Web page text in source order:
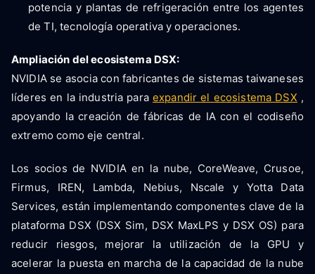
potencia y plantas de refrigeración entre los agentes
de TI, tecnología operativa y operaciones.
Ampliación del ecosistema DSX:
NVIDIA se asocia con fabricantes de sistemas taiwaneses
líderes en la industria paraexpandir el ecosistema DSX ,
apoyando la creación de fábricas de IA con el codiseño
extremo como eje central.
Los socios de NVIDIA en la nube, CoreWeave, Crusoe,
Firmus, IREN, Lambda, Nebius, Nscale y Yotta Data
Services, están implementando componentes clave de la
plataforma DSX (DSX Sim, DSX MaxLPS y DSX OS) para
reducir riesgos, mejorar la utilización de la GPU y
acelerar la puesta en marcha de la capacidad de la nube